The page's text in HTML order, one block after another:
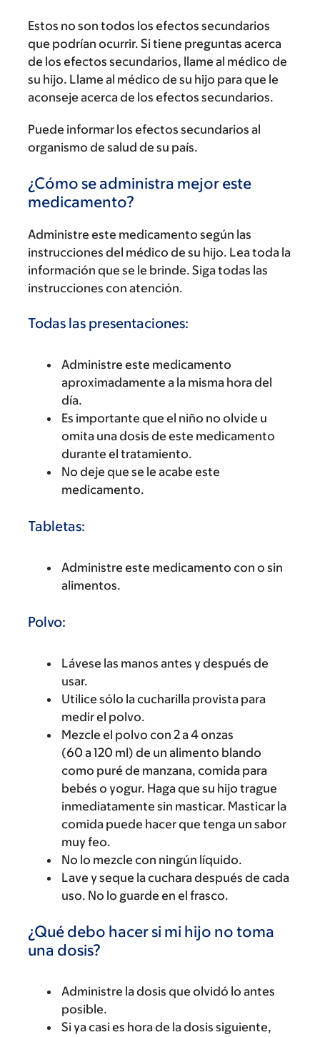
Estos no son todos los efectos secundarios
que podrían ocurrir. Si tiene preguntas acerca
de los efectos secundarios, llame al médico de
su hijo. Llame al médico de su hijo para que le
aconseje acerca de los efectos secundarios.
Puede informar los efectos secundarios al
organismo de salud de su país.
¿Cómo se administra mejor este
medicamento?
Administre este medicamento según las
instrucciones del médico de su hijo. Lea toda la
información que se le brinde. Siga todas las
instrucciones con atención.
Todas las presentaciones:
Administre este medicamento
aproximadamente a la misma hora del
día.
Es importante que el niño no olvide u
omita una dosis de este medicamento
durante el tratamiento.
No deje que se le acabe este
medicamento.
Tabletas:
Administre este medicamento con o sin
alimentos.
Polvo:
Lávese las manos antes y después de
usar.
Utilice sólo la cucharilla provista para
medir el polvo.
Mezcle el polvo con 2 a 4 onzas
(60 a 120 ml) de un alimento blando
como puré de manzana, comida para
bebés o yogur. Haga que su hijo trague
inmediatamente sin masticar. Masticar la
comida puede hacer que tenga un sabor
muy feo.
No lo mezcle con ningún líquido.
Lave y seque la cuchara después de cada
uso. No lo guarde en el frasco.
¿Qué debo hacer si mi hijo no toma
una dosis?
Administre la dosis que olvidó lo antes
posible.
Si ya casi es hora de la dosis siguiente,